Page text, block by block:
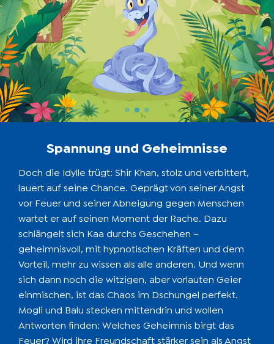
Spannung und Geheimnisse
Doch die Idylle trügt: Shir Khan, stolz und verbittert,
lauert auf seine Chance. Geprägt von seiner Angst
vor Feuer und seiner Abneigung gegen Menschen
wartet er auf seinen Moment der Rache. Dazu
schlängelt sich Kaa durchs Geschehen –
geheimnisvoll, mit hypnotischen Kräften und dem
Vorteil, mehr zu wissen als alle anderen. Und wenn
sich dann noch die witzigen, aber vorlauten Geier
einmischen, ist das Chaos im Dschungel perfekt.
Mogli und Balu stecken mittendrin und wollen
Antworten finden: Welches Geheimnis birgt das
Feuer? Wird ihre Freundschaft stärker sein als Angst